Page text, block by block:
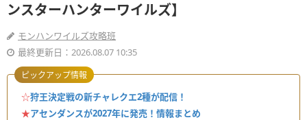
ンスターハンターワイルズ】
モンハンワイルズ攻略班
最終更新日：2026.08.07 10:35
☆狩王決定戦の新チャレクエ2種が配信！
★アセンダンスが2027年に発売！情報まとめ
ピックアップ情報